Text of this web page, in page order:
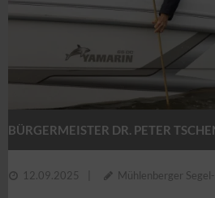
BÜRGERMEISTER DR. PETER
„MÜHLO“
12.09.2025 Mühlenberger Segel-